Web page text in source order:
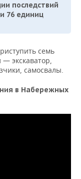
последствий
76 единиц
семь
экскаватор,
самосвалы.
в Набережных